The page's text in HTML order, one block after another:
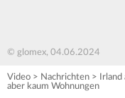
© glomex, 04.06.2024
Video > Nachrichten >
aber kaum Wohnungen